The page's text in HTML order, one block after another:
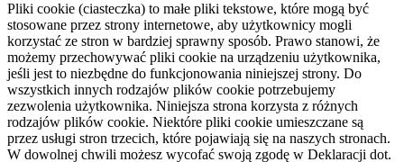
Pliki cookie (ciasteczka) to małe pliki tekstowe, które mogą być
stosowane przez strony internetowe, aby użytkownicy mogli
korzystać ze stron w bardziej sprawny sposób. Prawo stanowi, że
możemy przechowywać pliki cookie na urządzeniu użytkownika,
jeśli jest to niezbędne do funkcjonowania niniejszej strony. Do
wszystkich innych rodzajów plików cookie potrzebujemy
zezwolenia użytkownika. Niniejsza strona korzysta z różnych
rodzajów plików cookie. Niektóre pliki cookie umieszczane są
przez usługi stron trzecich, które pojawiają się na naszych stronach.
W dowolnej chwili możesz wycofać swoją zgodę w Deklaracji dot.